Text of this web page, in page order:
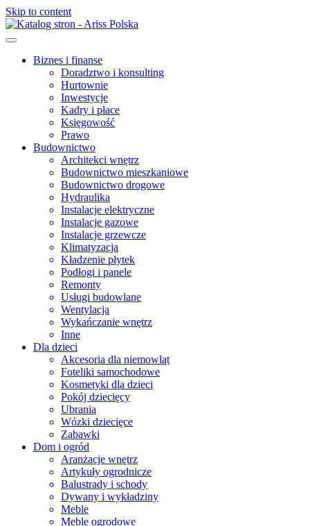
Skip to content
Biznes i finanse
Doradztwo i konsulting
Hurtownie
Inwestycje
Kadry i płace
Księgowość
Prawo
Budownictwo
Architekci wnętrz
Budownictwo mieszkaniowe
Budownictwo drogowe
Hydraulika
Instalacje elektryczne
Instalacje gazowe
Instalacje grzewcze
Klimatyzacja
Kładzenie płytek
Podłogi i panele
Remonty
Usługi budowlane
Wentylacja
Wykańczanie wnętrz
Inne
Dla dzieci
Akcesoria dla niemowląt
Foteliki samochodowe
Kosmetyki dla dzieci
Pokój dziecięcy
Ubrania
Wózki dziecięce
Zabawki
Dom i ogród
Aranżacje wnętrz
Artykuły ogrodnicze
Balustrady i schody
Dywany i wykładziny
Meble
Meble ogrodowe